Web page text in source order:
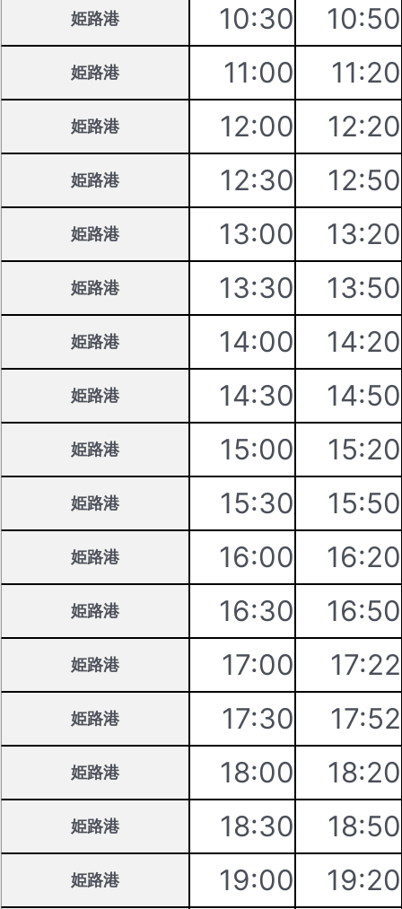
姫路港 10:30 10:50
姫路港 11:00 11:20
姫路港 12:00 12:20
姫路港 12:30 12:50
姫路港 13:00 13:20
姫路港 13:30 13:50
姫路港 14:00 14:20
姫路港 14:30 14:50
姫路港 15:00 15:20
姫路港 15:30 15:50
姫路港 16:00 16:20
姫路港 16:30 16:50
姫路港 17:00 17:22
姫路港 17:30 17:52
姫路港 18:00 18:20
姫路港 18:30 18:50
姫路港 19:00 19:20